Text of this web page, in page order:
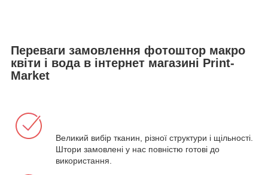
Переваги замовлення фотоштор макро
квіти і вода в інтернет магазині Print-
Market
Великий вибір тканин, різної структури і щільності.
Штори замовлені у нас повністю готові до
використання.